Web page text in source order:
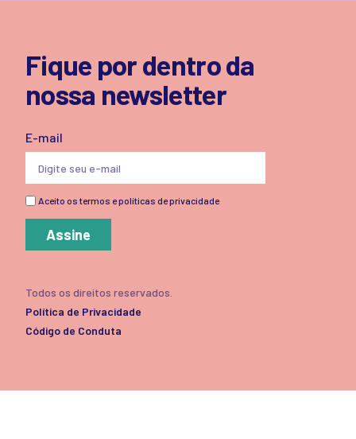
Fique por dentro da
nossa newsletter
E-mail
Aceito os termos e políticas de privacidade
Assine
Todos os direitos reservados.
Política de Privacidade
Código de Conduta